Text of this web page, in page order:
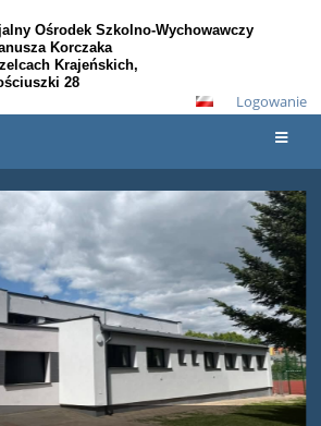
Ośrodek Szkolno-Wychowawczy
Korczaka
Krajeńskich,
28
Logowanie